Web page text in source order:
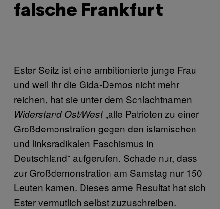
falsche Frankfurt
Ester Seitz ist eine ambitionierte junge Frau
und weil ihr die Gida-Demos nicht mehr
reichen, hat sie unter dem Schlachtnamen
Widerstand Ost/West„alle Patrioten zu einer
Großdemonstration gegen den islamischen
und linksradikalen Faschismus in
Deutschland” aufgerufen. Schade nur, dass
zur Großdemonstration am Samstag nur 150
Leuten kamen. Dieses arme Resultat hat sich
Ester vermutlich selbst zuzuschreiben.